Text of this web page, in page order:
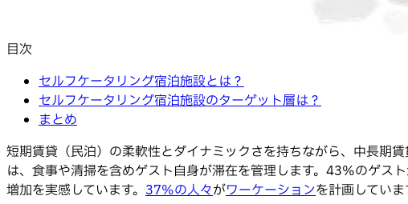
目次
セルフケータリング宿泊施設とは？
セルフケータリング宿泊施設のターゲット層は？
まとめ
短期賃貸（民泊）の柔軟性とダイナミックさを持ちながら、中長期
は、食事や清掃を含めゲスト自身が滞在を管理します。43%のゲス
増加を実感しています。 37%の人々がワーケーションを計画していま